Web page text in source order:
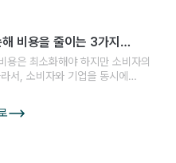
비용을 줄이는 3가지
용은 최소화해야 하지만 소비자의
서, 소비자와 기업을 동시에